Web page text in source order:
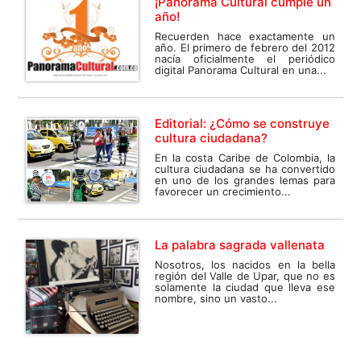
año!
Recuerden hace exactamente un
año. El primero de febrero del 2012
nacía oficialmente el periódico
digital Panorama Cultural en una...
Editorial: ¿Cómo se construye
cultura ciudadana?
En la costa Caribe de Colombia, la
cultura ciudadana se ha convertido
en uno de los grandes lemas para
favorecer un crecimiento...
La palabra sagrada vallenata
Nosotros, los nacidos en la bella
región del Valle de Upar, que no es
solamente la ciudad que lleva ese
nombre, sino un vasto...